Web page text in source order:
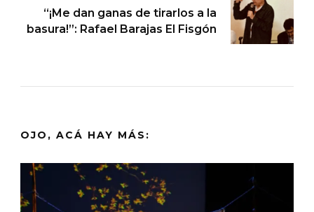
“¡Me dan ganas de tirarlos a la
basura!”: Rafael Barajas El Fisgón
OJO, ACÁ HAY MÁS: